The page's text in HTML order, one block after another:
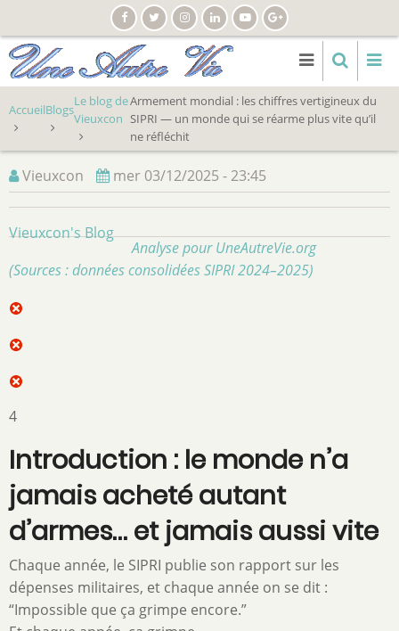
au
contenu
principal
AccueilBlogs
Le blog de
Vieuxcon
Armement mondial : les chiffres vertigineux du
SIPRI — un monde qui se réarme plus vite qu’il
ne réfléchit
Vieuxcon mer 03/12/2025 - 23:45
Vieuxcon's Blog
Analyse pour UneAutreVie.org
(Sources : données consolidées SIPRI 2024–2025)
4
Introduction : le monde n’a
jamais acheté autant
d’armes… et jamais aussi vite
Chaque année, le SIPRI publie son rapport sur les
dépenses militaires, et chaque année on se dit :
“Impossible que ça grimpe encore.”